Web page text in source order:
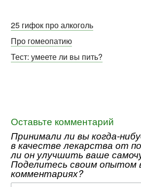
25 гифок про алкоголь
Про гомеопатию
Тест: умеете ли вы пить?
Оставьте комментарий
Принимали ли вы когда-
в качестве лекарства от
ли он улучшить ваше
Поделитесь своим опытом
комментариях?